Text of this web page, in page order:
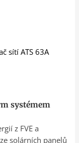
sítí ATS 63A
systémem
z FVE a
solárních panelů